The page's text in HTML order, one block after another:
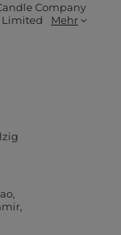
Company
Limited
Mehr